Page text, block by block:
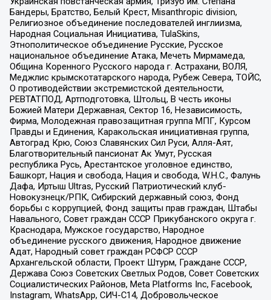
Бандеры, Братство, Белый Крест, Misanthropic division,
Религиозное объединение последователей инглиизма,
Народная Социальная Инициатива, TulaSkins,
Этнополитическое объединение Русские, Русское
национальное объединение Атака, Мечеть Мирмамеда,
Община Коренного Русского народа г. Астрахани, ВОЛЯ,
Меджлис крымскотатарского народа, Рубеж Севера, ТОЙС,
О противодействии экстремистской деятельности,
РЕВТАТПОД, Артподготовка, Штольц, В честь иконы
Божией Матери Державная, Сектор 16, Независимость,
Фирма, Молодежная правозащитная группа МПГ, Курсом
Правды и Единения, Каракольская инициативная группа,
Автоград Крю, Союз Славянских Сил Руси, Алля-Аят,
Благотворительный пансионат Ак Умут, Русская
республика Русь, Арестантское уголовное единство,
Башкорт, Нация и свобода, Нация и свобода, W.H.С., Фалунь
Дафа, Иртыш Ultras, Русский Патриотический клуб-
Новокузнецк/РПК, Сибирский державный союз, Фонд
борьбы с коррупцией, Фонд защиты прав граждан, Штабы
Навального, Совет граждан СССР Прикубанского округа г.
Краснодара, Мужское государство, Народное
объединение русского движения, Народное движение
Адат, Народный совет граждан РСФСР СССР
Архангельской области, Проект Штурм, Граждане СССР,
Держава Союз Советских Светлых Родов, Совет Советских
Социалистических Районов, Meta Platforms Inc, Facebook,
Instagram, WhatsApp, СИЧ-С14, Добровольческое